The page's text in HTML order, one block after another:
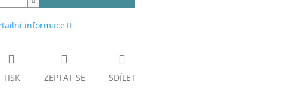
informace
TISK ZEPTAT SE SDÍLET